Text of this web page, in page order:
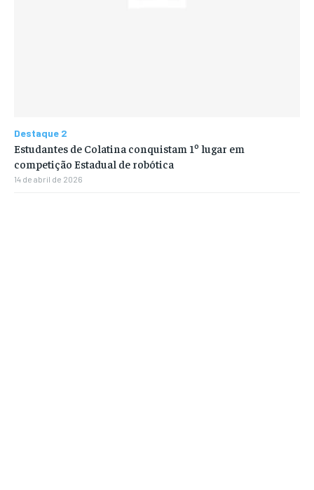
Destaque 2
Estudantes de Colatina conquistam 1º lugar em
competição Estadual de robótica
14 de abril de 2026